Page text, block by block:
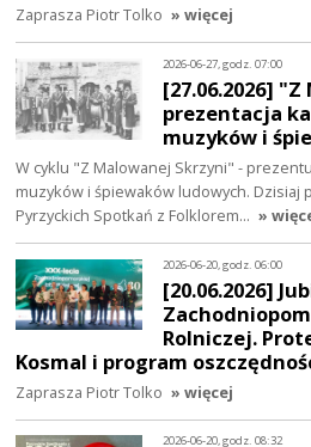
Zaprasza Piotr Tolko » więcej
2026-06-27, godz. 07:00
[27.06.2026]
prezentacja
muzyków i
W cyklu "Z Malowanej Skrzyni" -
muzyków i śpiewaków ludowych. Dzisiaj
Pyrzyckich Spotkań z Folklorem… »
2026-06-20, godz. 06:00
[20.06.2026]
Rolniczej.
Kosmal i program
Zaprasza Piotr Tolko » więcej
2026-06-20, godz. 08:32